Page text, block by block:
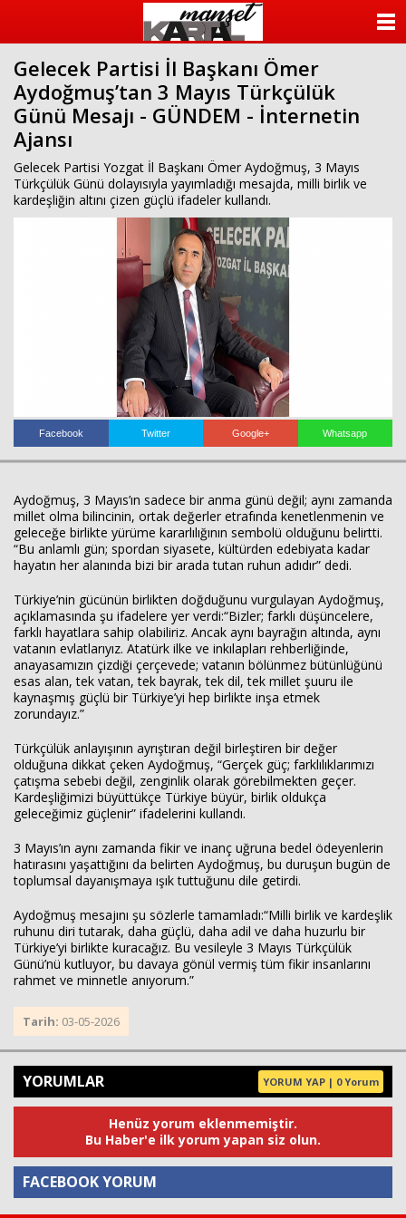
Gelecek Partisi İl Başkanı Ömer
Aydoğmuş’tan 3 Mayıs Türkçülük
Günü Mesajı - GÜNDEM - İnternetin
Ajansı
Gelecek Partisi Yozgat İl Başkanı Ömer Aydoğmuş, 3 Mayıs
Türkçülük Günü dolayısıyla yayımladığı mesajda, milli birlik ve
kardeşliğin altını çizen güçlü ifadeler kullandı.
Facebook Twitter Google+ Whatsapp
Aydoğmuş, 3 Mayıs’ın sadece bir anma günü değil; aynı zamanda
millet olma bilincinin, ortak değerler etrafında kenetlenmenin ve
geleceğe birlikte yürüme kararlılığının sembolü olduğunu belirtti.
“Bu anlamlı gün; spordan siyasete, kültürden edebiyata kadar
hayatın her alanında bizi bir arada tutan ruhun adıdır” dedi.
Türkiye’nin gücünün birlikten doğduğunu vurgulayan Aydoğmuş,
açıklamasında şu ifadelere yer verdi:“Bizler; farklı düşüncelere,
farklı hayatlara sahip olabiliriz. Ancak aynı bayrağın altında, aynı
vatanın evlatlarıyız. Atatürk ilke ve inkılapları rehberliğinde,
anayasamızın çizdiği çerçevede; vatanın bölünmez bütünlüğünü
esas alan, tek vatan, tek bayrak, tek dil, tek millet şuuru ile
kaynaşmış güçlü bir Türkiye’yi hep birlikte inşa etmek
zorundayız.”
Türkçülük anlayışının ayrıştıran değil birleştiren bir değer
olduğuna dikkat çeken Aydoğmuş, “Gerçek güç; farklılıklarımızı
çatışma sebebi değil, zenginlik olarak görebilmekten geçer.
Kardeşliğimizi büyüttükçe Türkiye büyür, birlik oldukça
geleceğimiz güçlenir” ifadelerini kullandı.
3 Mayıs’ın aynı zamanda fikir ve inanç uğruna bedel ödeyenlerin
hatırasını yaşattığını da belirten Aydoğmuş, bu duruşun bugün de
toplumsal dayanışmaya ışık tuttuğunu dile getirdi.
Aydoğmuş mesajını şu sözlerle tamamladı:“Milli birlik ve kardeşlik
ruhunu diri tutarak, daha güçlü, daha adil ve daha huzurlu bir
Türkiye’yi birlikte kuracağız. Bu vesileyle 3 Mayıs Türkçülük
Günü’nü kutluyor, bu davaya gönül vermiş tüm fikir insanlarını
rahmet ve minnetle anıyorum.”
Tarih: 03-05-2026
YORUMLAR YORUM YAP | 0 Yorum
Henüz yorum eklenmemiştir.
Bu Haber'e ilk yorum yapan siz olun.
FACEBOOK YORUM
KATEGORİLER
YAZARLAR
VİDEO GALERİ
Haberin Doğru Adresi.